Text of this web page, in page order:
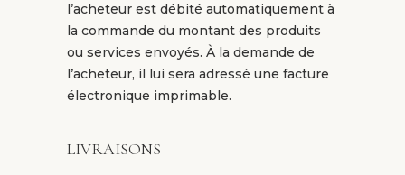
l’acheteur est débité automatiquement à
la commande du montant des produits
ou services envoyés. À la demande de
l’acheteur, il lui sera adressé une facture
électronique imprimable.
LIVRAISONS